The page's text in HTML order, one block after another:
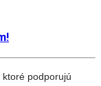
podporujú